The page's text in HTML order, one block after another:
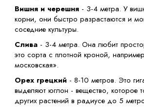
Вишня и черешня - 3-4 метра. У
корни, они быстро разрастаются и
соседние культуры.
Слива - 3-4 метра. Она любит
это сорта с плотной кроной,
московская».
Орех грецкий - 8-10 метров. Это
выделяют юглон - вещество, которое
других растений в радиусе до 5